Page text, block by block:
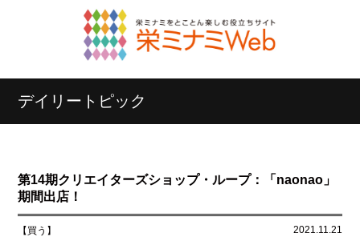
デイリートピック
第14期クリエイターズショップ・ループ：「naonao」
期間出店！
【買う】 2021.11.21